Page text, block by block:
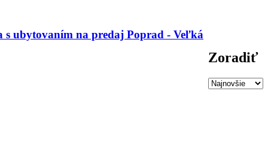
Zoradiť
s ubytovaním na predaj Poprad - Veľká